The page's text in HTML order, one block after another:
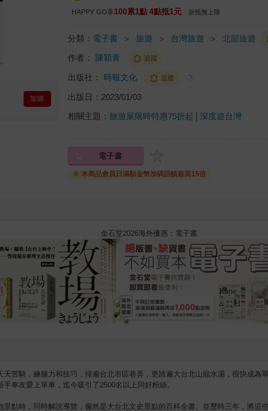
加購
HAPPY GO享100累1點 4點抵1元 折抵無上限
分類： 電子書 ＞ 旅遊 ＞ 台灣旅遊 ＞ 北部旅遊
作者： 陳穎青 追蹤
出版社： 時報文化 追蹤 ?
出版日： 2023/01/03
相關主題：旅遊展限時特惠75折起 深度遊台灣
電子書
※ 本商品會員日滿額金幣加碼回饋最高15倍
黃色書刊回來了！一起走進他的漫畫宇宙
苦騎，練腿力和技巧，掃遍台北市區巷弄，更踏遍大台北山巔水湄，很快成為
車友愛上單車，迄今吸引了2500名以上同好粉絲。
點時，同時解說導覽，儼然是大台北文史景點的百科全書。並歷時三年，將這